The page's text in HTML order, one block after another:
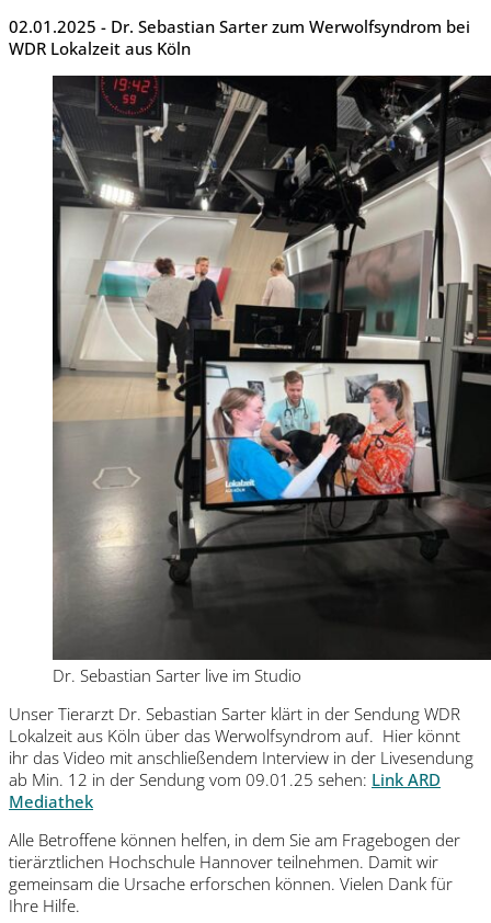
02.01.2025 - Dr. Sebastian Sarter zum Werwolfsyndrom bei
WDR Lokalzeit aus Köln
Dr. Sebastian Sarter live im Studio
Unser Tierarzt Dr. Sebastian Sarter klärt in der Sendung WDR
Lokalzeit aus Köln über das Werwolfsyndrom auf. Hier könnt
ihr das Video mit anschließendem Interview in der Livesendung
ab Min. 12 in der Sendung vom 09.01.25 sehen: Link ARD
Mediathek
Alle Betroffene können helfen, in dem Sie am Fragebogen der
tierärztlichen Hochschule Hannover teilnehmen. Damit wir
gemeinsam die Ursache erforschen können. Vielen Dank für
Ihre Hilfe.